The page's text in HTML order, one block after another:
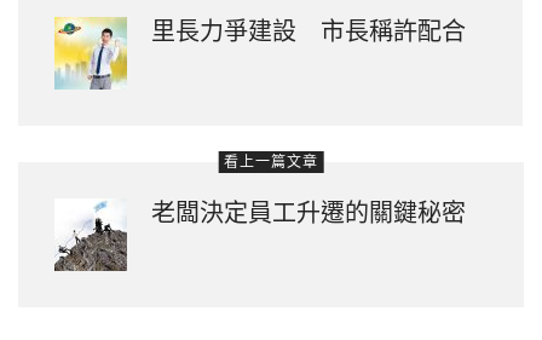
里長力爭建設 市長稱許配合
看上一篇文章
老闆決定員工升遷的關鍵秘密